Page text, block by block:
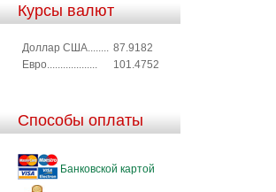
Курсы валют
Доллар США........ 87.9182
Евро...................
101.4752
Способы оплаты
Банковской картой